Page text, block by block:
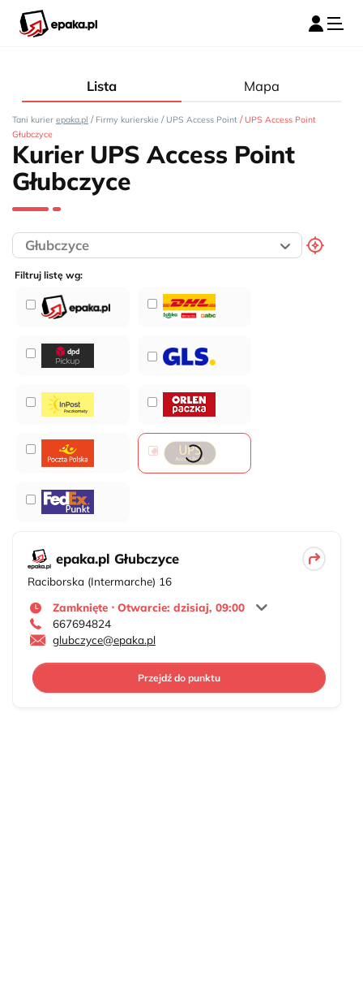
Lista Mapa
Tani kurier epaka.pl / Firmy kurierskie / UPS Access Point / UPS Access Point
Głubczyce
Kurier UPS Access Point
Głubczyce
Filtruj listę wg:
epaka.pl Głubczyce
Raciborska (Intermarche) 16
Zamknięte ⋅ Otwarcie: dzisiaj, 09:00
667694824
glubczyce@epaka.pl
Przejdź do punktu